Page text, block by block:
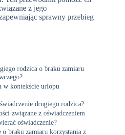
z jego
sprawny przebieg
rodzica o braku zamiaru
w kontekście urlopu
drugiego rodzica?
związane z oświadczeniem
oświadczenie?
o braku zamiaru korzystania z